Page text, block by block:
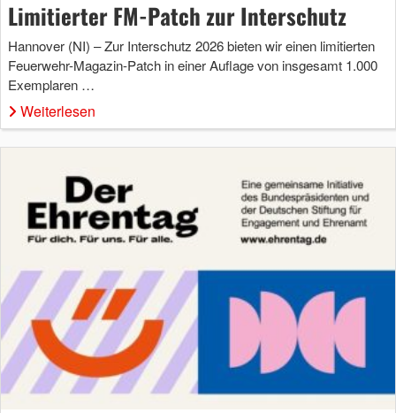
Limitierter FM-Patch zur Interschutz
Hannover (NI) – Zur Interschutz 2026 bieten wir einen limitierten
Feuerwehr-Magazin-Patch in einer Auflage von insgesamt 1.000
Exemplaren …
Weiterlesen